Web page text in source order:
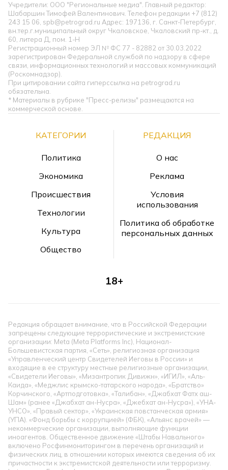
Учредители: ООО "Региональные медиа". Главный редактор:
Шабаршин Тимофей Валентинович. Телефон редакции +7 (812)
243 15 06, spb@petrograd.ru Адрес: 197136, г. Санкт-Петербург,
вн.тер.г.муниципальный округ Чкаловское, Чкаловский пр-кт., д.
60, литера Д, пом. 1-Н
Регистрационный номер ЭЛ № ФС 77 - 82882 от 30.03.2022
зарегистрирован Федеральной службой по надзору в сфере
связи, информационных технологий и массовых коммуникаций
(Роскомнадзор).
При цитировании сайта гиперссылка на petrograd.ru
обязательна.
* Материалы в рубрике "Пресс-релизы" размещаются на
коммерческой основе.
КАТЕГОРИИ
Политика
Экономика
Происшествия
Технологии
Культура
Общество
РЕДАКЦИЯ
О нас
Реклама
Условия
использования
Политика об обработке
персональных данных
18+
Редакция обращает внимание, что в Российской Федерации
запрещены следующие террористические и экстремистские
организации: Meta (Meta Platforms Inc), Национал-
Большевистская партия, «Сеть», религиозная организация
«Управленческий центр Свидетелей Иеговы в России» и
входящие в ее структуру местные религиозные организации,
«Свидетели Иеговы», «Мизантропик Дивижн», «ИГИЛ», «Аль-
Каида», «Меджлис крымско-татарского народа», «Братство»
Корчинского, «Артподготовка», «Талибан», «Джабхат Фатх аш-
Шам» (ранее «Джабхат ан-Нусра», «Джебхат ан-Нусра»), «УНА-
УНСО», «Правый сектор», «Украинская повстанческая армия»
(УПА). «Фонд борьбы с коррупцией» (ФБК), «Альянс врачей» —
некоммерческие организации, выполняющие функции
иноагентов. Общественное движение «Штабы Навального»
включено Росфинмониторингом в перечень организаций и
физических лиц, в отношении которых имеются сведения об их
причастности к экстремистской деятельности или терроризму.